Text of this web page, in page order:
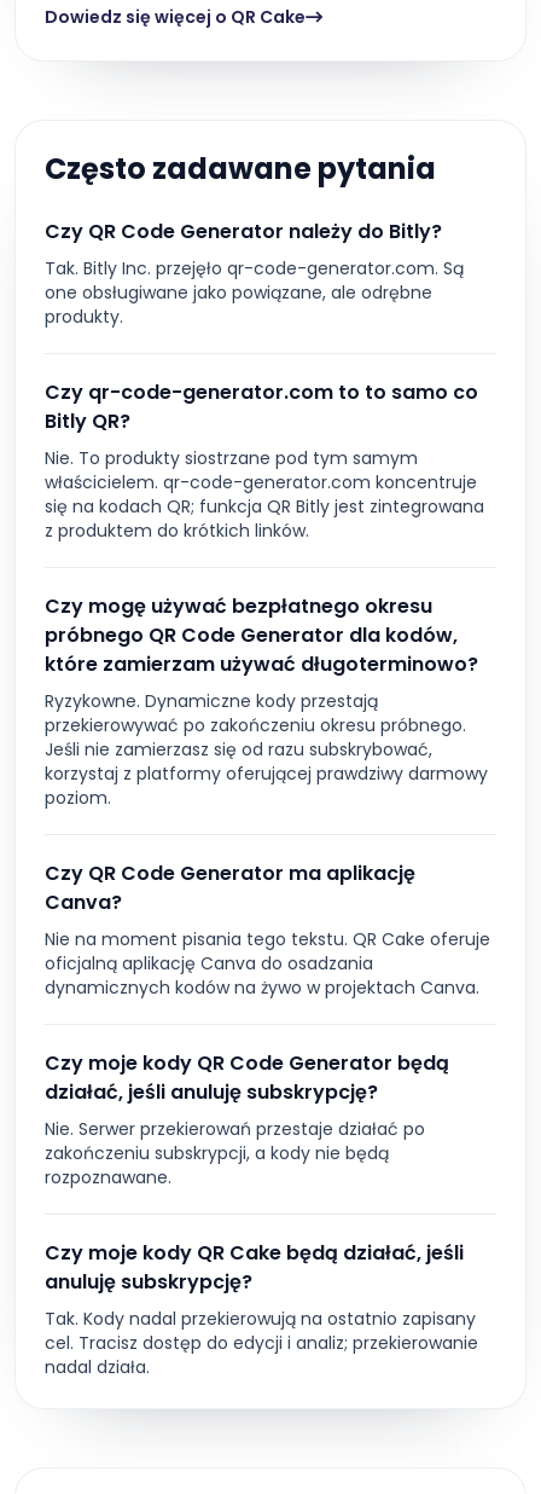
Dowiedz się więcej o QR Cake
Często zadawane pytania
Czy QR Code Generator należy do Bitly?
Tak. Bitly Inc. przejęło qr-code-generator.com. Są
one obsługiwane jako powiązane, ale odrębne
produkty.
Czy qr-code-generator.com to to samo co
Bitly QR?
Nie. To produkty siostrzane pod tym samym
właścicielem. qr-code-generator.com koncentruje
się na kodach QR; funkcja QR Bitly jest zintegrowana
z produktem do krótkich linków.
Czy mogę używać bezpłatnego okresu
próbnego QR Code Generator dla kodów,
które zamierzam używać długoterminowo?
Ryzykowne. Dynamiczne kody przestają
przekierowywać po zakończeniu okresu próbnego.
Jeśli nie zamierzasz się od razu subskrybować,
korzystaj z platformy oferującej prawdziwy darmowy
poziom.
Czy QR Code Generator ma aplikację
Canva?
Nie na moment pisania tego tekstu. QR Cake oferuje
oficjalną aplikację Canva do osadzania
dynamicznych kodów na żywo w projektach Canva.
Czy moje kody QR Code Generator będą
działać, jeśli anuluję subskrypcję?
Nie. Serwer przekierowań przestaje działać po
zakończeniu subskrypcji, a kody nie będą
rozpoznawane.
Czy moje kody QR Cake będą działać, jeśli
anuluję subskrypcję?
Tak. Kody nadal przekierowują na ostatnio zapisany
cel. Tracisz dostęp do edycji i analiz; przekierowanie
nadal działa.